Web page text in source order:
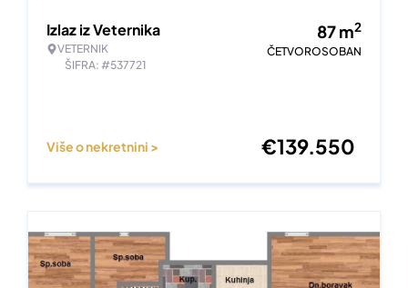
Izlaz iz Veternika
VETERNIK
ŠIFRA: #537721
87m2
ČETVOROSOBAN
Više o nekretnini > €139.550